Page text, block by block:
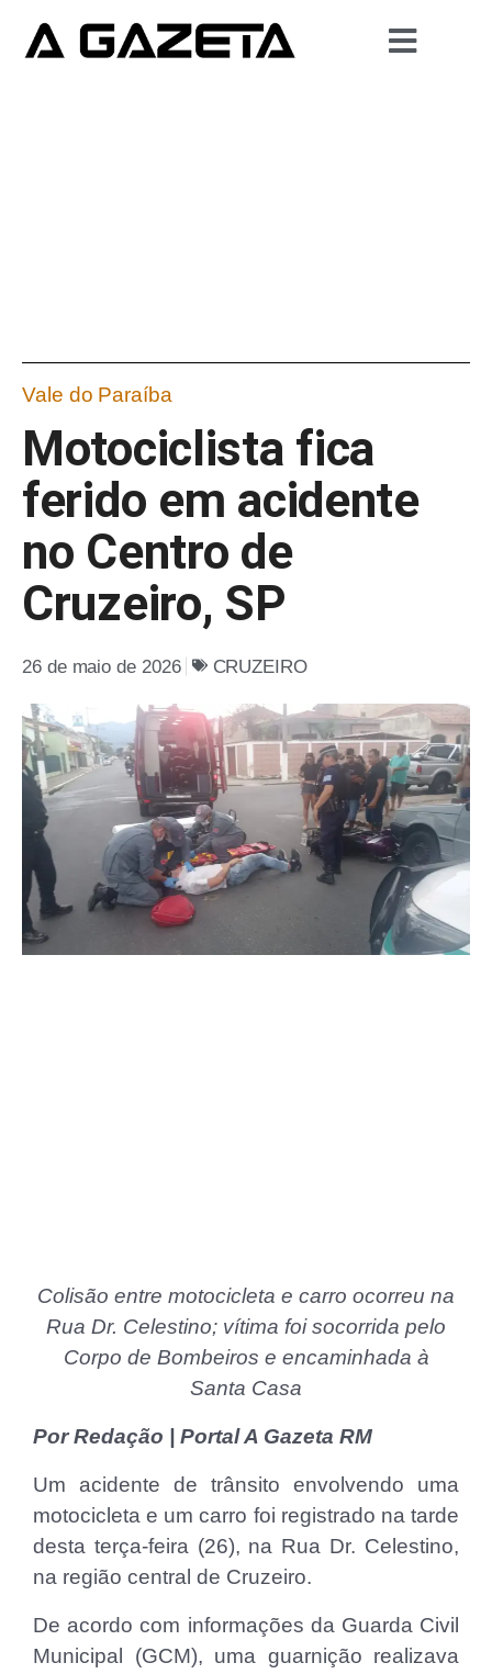
Vale do Paraíba
Motociclista fica
ferido em acidente
no Centro de
Cruzeiro, SP
26 de maio de 2026 CRUZEIRO
Colisão entre motocicleta e carro ocorreu na
Rua Dr. Celestino; vítima foi socorrida pelo
Corpo de Bombeiros e encaminhada à
Santa Casa
Por Redação | Portal A Gazeta RM
Um acidente de trânsito envolvendo uma
motocicleta e um carro foi registrado na tarde
desta terça-feira (26), na Rua Dr. Celestino,
na região central de Cruzeiro.
De acordo com informações da Guarda Civil
Municipal (GCM), uma guarnição realizava